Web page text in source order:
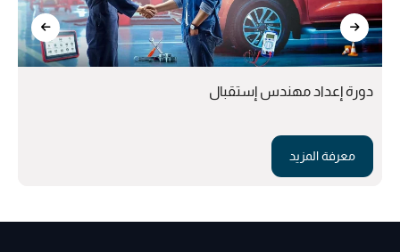
دورة إعداد مهندس إستقبال
معرفة المزيد